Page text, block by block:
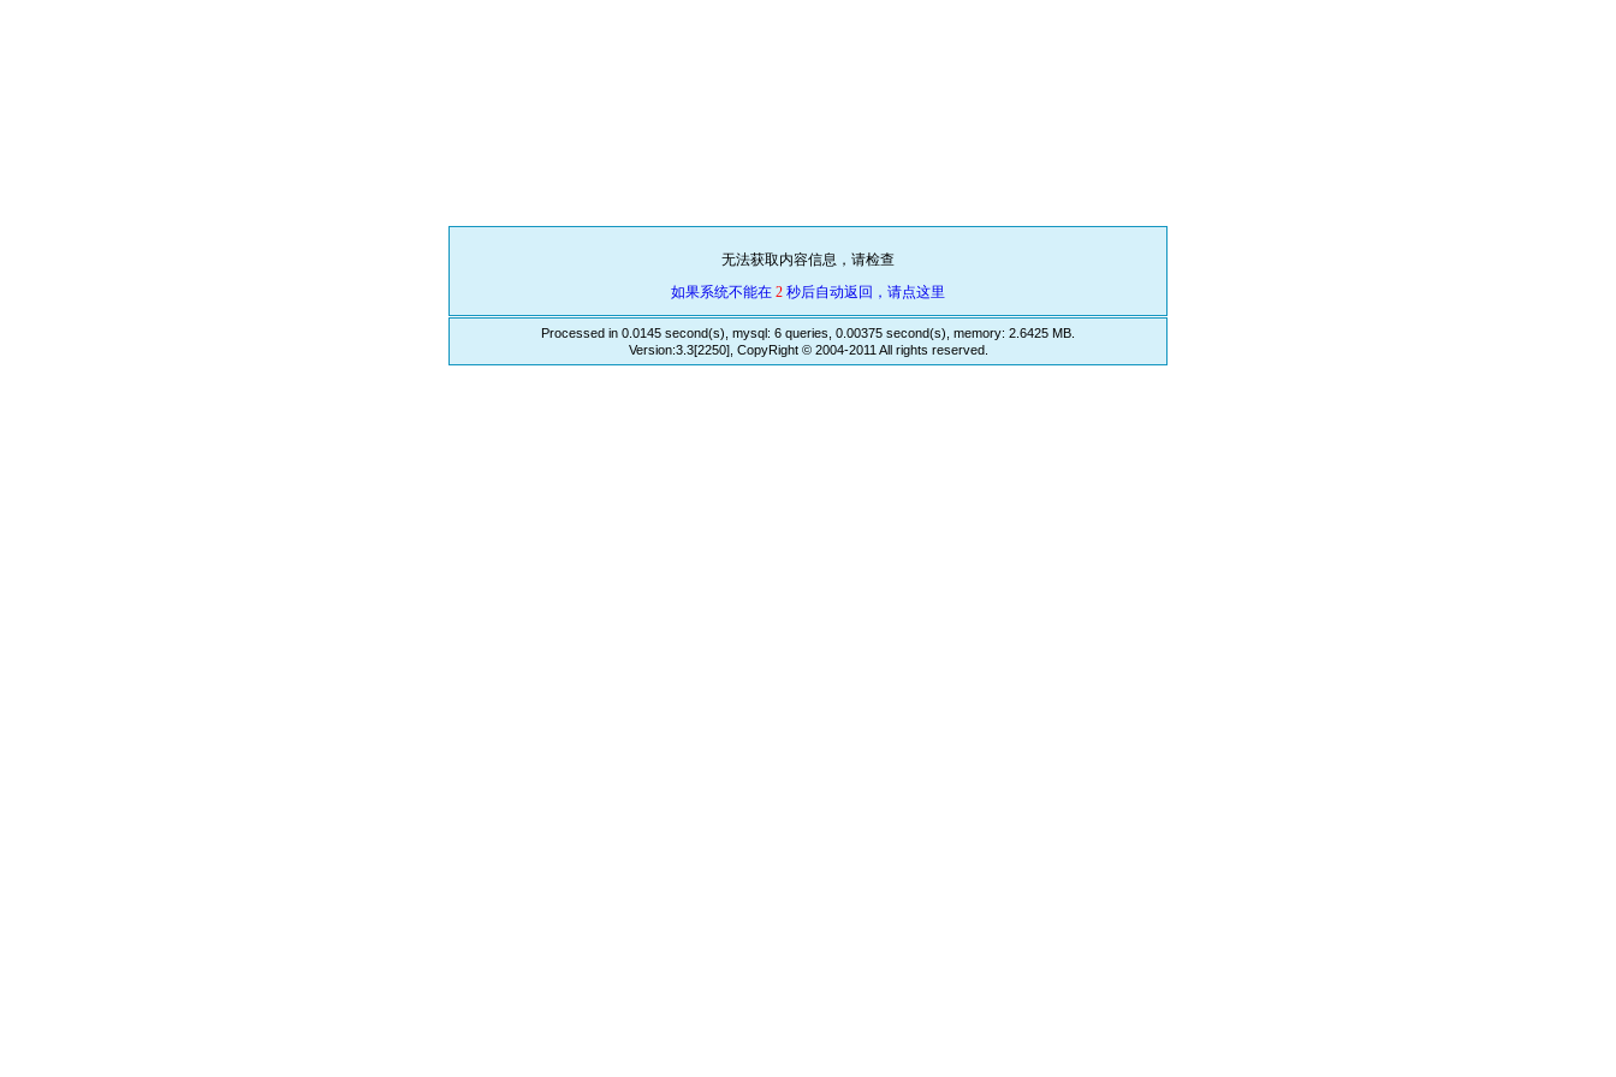
无法获取内容信息，请检查
如果系统不能在 2 秒后自动返回，请点这里
Processed in 0.0145 second(s), mysql: 6 queries, 0.00375 second(s), memory: 2.6425 MB.
Version:3.3[2250], CopyRight © 2004-2011 All rights reserved.